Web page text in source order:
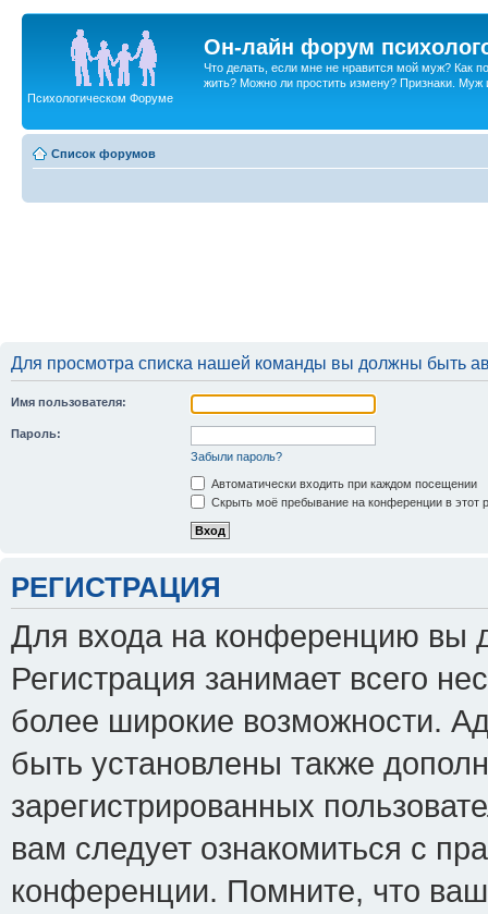
Он-лайн форум
Что делать, если мне не нравится мой муж? Как
жить? Можно ли простить измену? Признаки. Муж
Психологическом Форуме
Список форумов
Для просмотра списка нашей команды вы должны быть
Имя пользователя:
Пароль:
Забыли пароль?
Автоматически входить при каждом посещении
Скрыть моё пребывание на конференции в этот
РЕГИСТРАЦИЯ
Для входа на конференцию вы
Регистрация занимает всего
более широкие возможности.
быть установлены также
зарегистрированных
вам следует ознакомиться с
конференции. Помните, что